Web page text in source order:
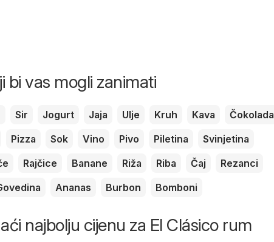
bi vas mogli zanimati
Sir Jogurt Jaja Ulje Kruh Kava
Čokolada
Pizza Sok Vino Pivo Piletina
Svinjetina
Rajčice Banane Riža Riba Čaj
Rezanci
Ananas Burbon Bomboni
najbolju cijenu za El Clásico rum